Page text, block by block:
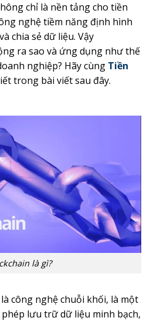
chỉ là nền tảng cho tiền
nghệ tiềm năng định hình
chia sẻ dữ liệu. Vậy
ra sao và ứng dụng như thế
nghiệp? Hãy cùng Tiền
trong bài viết sau đây.
là gì?
công nghệ chuỗi khối, là một
lưu trữ dữ liệu minh bạch,